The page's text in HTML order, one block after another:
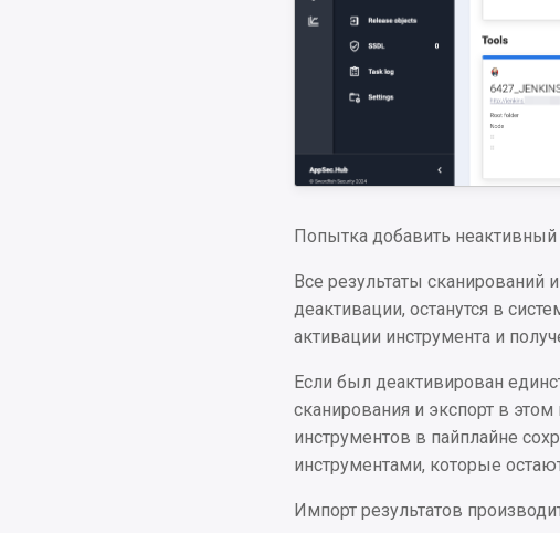
Попытка добавить
Все результаты
деактивации, останутся в
активации инструмента и
Если был деактивирован
сканирования и экспорт в
инструментов в пайплайне
инструментами, которые
Импорт результатов